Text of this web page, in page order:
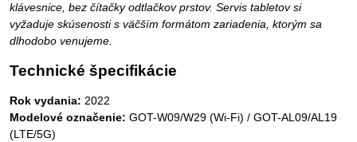
klávesnice, bez čítačky odtlačkov prstov. Servis tabletov si
vyžaduje skúsenosti s väčším formátom zariadenia, ktorým sa
dlhodobo venujeme.
Technické špecifikácie
Rok vydania: 2022
Modelové označenie: GOT-W09/W29 (Wi-Fi) / GOT-AL09/AL19
(LTE/5G)